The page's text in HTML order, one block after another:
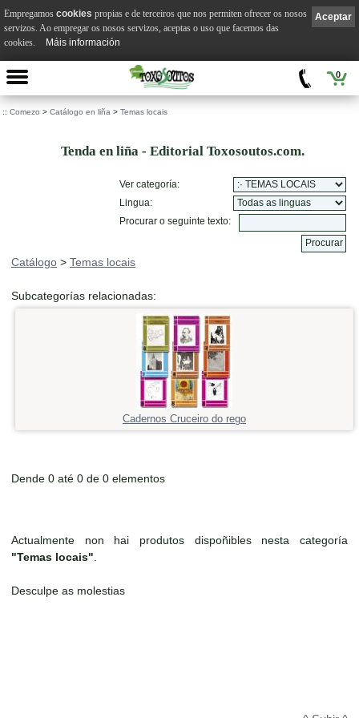
0
:: Comezo > Catálogo en liña > Temas locais
Tenda en liña - Editorial Toxosoutos.com.
Ver categoría:
Lingua:
Procurar o seguinte texto:
Catálogo > Temas locais
Subcategorías relacionadas:
Cadernos Cruceiro do rego
Dende 0 até 0 de 0 elementos
Actualmente non hai produtos dispoñibles nesta categoría
"Temas locais"
Desculpe as molestias
Aceptar
Empregamos cookies propias e de terceiros que nos permiten ofrecer os nosos
servizos. Ao empregar os nosos servizos, aceptas o uso que facemos das
cookies.
Máis información